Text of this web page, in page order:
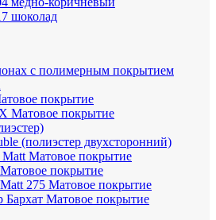
шоколад
с полимерным покрытием
покрытие
Матовое покрытие
(полиэстер двухсторонний)
МattМатовое покрытие
Матовое покрытие
275 Матовое покрытие
Бархат Матовое покрытие